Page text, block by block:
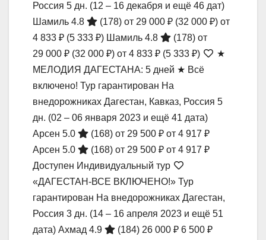
Россия 5 дн. (12 – 16 декабря и ещё 46 дат)
Шамиль 4.8
(178) от 29 000 ₽ (32 000 ₽) от
4 833 ₽ (5 333 ₽) Шамиль 4.8 (178) от
29 000 ₽ (32 000 ₽) от 4 833 ₽ (5 333 ₽)
★
МЕЛОДИЯ ДАГЕСТАНА: 5 дней ★ Всё
включено! Тур гарантирован На
внедорожниках Дагестан, Кавказ, Россия 5
дн. (02 – 06 января 2023 и ещё 41 дата)
Арсен 5.0
(168) от 29 500 ₽ от 4 917 ₽
Арсен 5.0
(168) от 29 500 ₽ от 4 917 ₽
Доступен Индивидуальный тур
«ДАГЕСТАН-ВСЕ ВКЛЮЧЕНО!» Тур
гарантирован На внедорожниках Дагестан,
Россия 3 дн. (14 – 16 апреля 2023 и ещё 51
дата) Ахмад 4.9 (184) 26 000 ₽ 6 500 ₽